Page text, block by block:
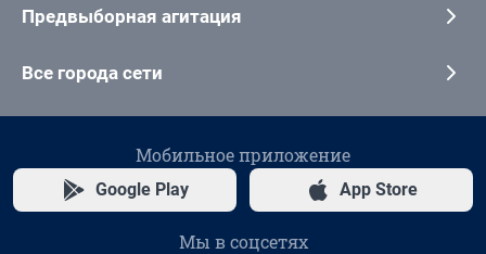
Предвыборная агитация
Все города сети
Мобильное приложение
Google Play App Store
Мы в соцсетях